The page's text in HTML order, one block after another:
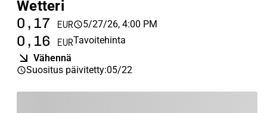
Wetteri
0,17 EUR 5/27/26, 4:00 PM
0,16 EURTavoitehinta
Vähennä
Suositus päivitetty:05/22